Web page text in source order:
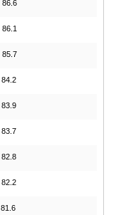
86.6
86.1
85.7
84.2
83.9
83.7
82.8
82.2
81.6